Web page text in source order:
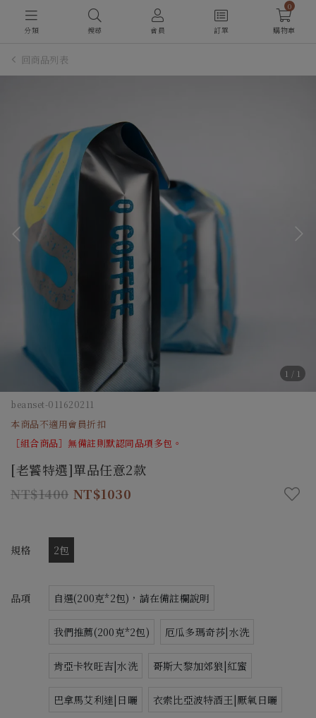
分類 搜尋 會員 訂單
0
購物車
回商品列表
1 / 1
beanset-011620211
本商品不適用會員折扣
［組合商品］無備註則默認同品項多包。
[老饕特選]單品任意2款
1400
1030
規格 2包
品項 自選(200克*2包)，請在備註欄說明
我們推薦(200克*2包) 厄瓜多瑪奇莎|水洗
肯亞卡牧旺吉|水洗 哥斯大黎加郊狼|紅蜜
巴拿馬艾利達|日曬 衣索比亞波特酒王|厭氧日曬